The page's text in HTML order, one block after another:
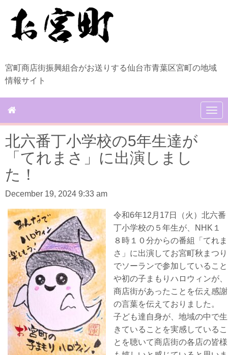
宮町商店街振興組合がお送りする仙台市青葉区宮町の地域
情報サイト
N
a
北六番丁小学校の5年生達が
「てれまさ」に出演しまし
た！
December 19, 2024 9:33 am
令和6年12月17日（火）北六番
丁小学校の５年生が、NHK１
８時１０分からの番組「てれま
さ」に出演してお宮町秋まつり
でソーランで参加していること
や初の子まもりハロウィンが、
商店街があったことを伝え感謝
の言葉を伝えておりました。
子ども達自身が、地域の中で生
きていることを実感しているこ
とを聴いて商店街の各店の皆様